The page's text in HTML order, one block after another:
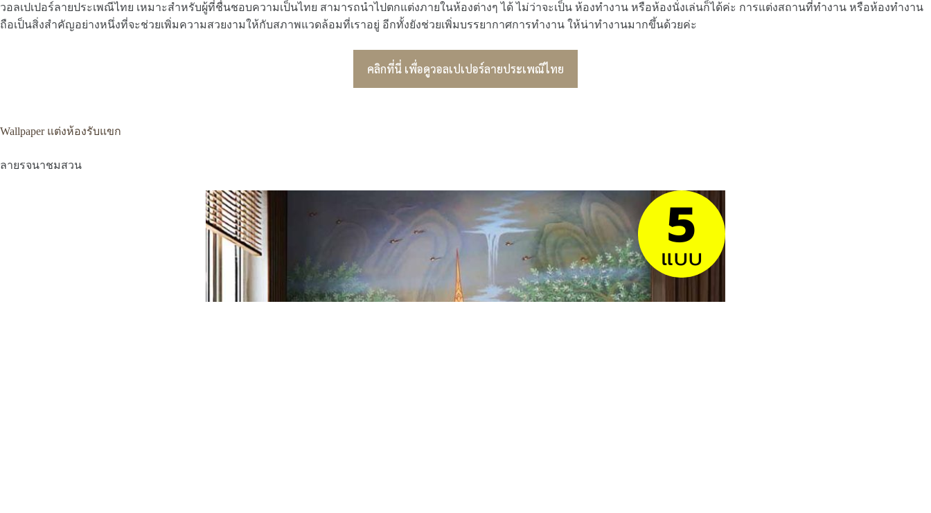
วอลเปเปอร์ลายประเพณีไทย เหมาะสำหรับผู้ที่ชื่นชอบความเป็นไทย สามารถนำไปตกแต่งภายในห้องต่างๆ ได้ ไม่ว่าจะเป็น ห้องทำงาน หรือห้องนั่งเล่นก็ได้ค่ะ การแต่งสถานที่ทำงาน หรือห้องทำงาน
ถือเป็นสิ่งสำคัญอย่างหนึ่งที่จะช่วยเพิ่มความสวยงามให้กับสภาพแวดล้อมที่เราอยู่ อีกทั้งยังช่วยเพิ่มบรรยากาศการทำงาน ให้น่าทำงานมากขึ้นด้วยค่ะ
คลิกที่นี่ เพื่อดูวอลเปเปอร์ลายประเพณีไทย
Wallpaper แต่งห้องรับแขก
ลายรจนาชมสวน